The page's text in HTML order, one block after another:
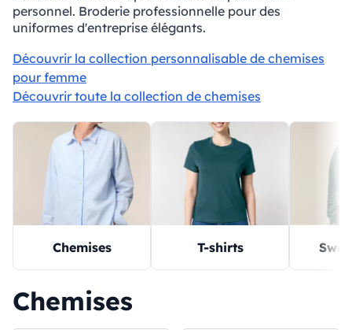
personnel. Broderie professionnelle pour des
uniformes d'entreprise élégants.
Découvrir la collection personnalisable de chemises
pour femme
Découvrir toute la collection de chemises
Chemises T-shirts
Chemises